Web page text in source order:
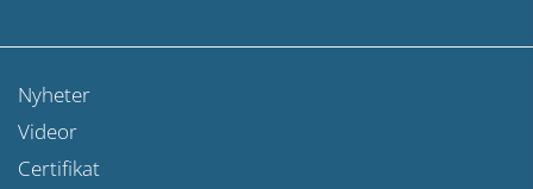
Nyheter
Videor
Certifikat